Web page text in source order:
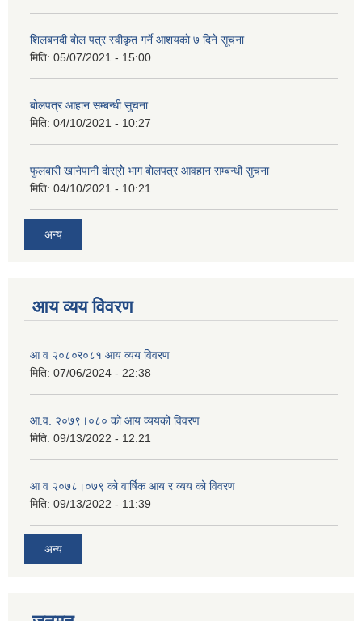
शिलबनदी बाेल पत्र स्वीकृत गर्ने आशयकाे ७ दिने सूचना
मिति: 05/07/2021 - 15:00
बाेलपत्र आहान सम्बन्धी सुचना
मिति: 04/10/2021 - 10:27
फुलबारी खानेपानी दाेस्राेे भाग बाेलपत्र आवहान सम्बन्धी सुचना
मिति: 04/10/2021 - 10:21
अन्य
आय व्यय विवरण
आ व २०८०र०८१ आय व्यय विवरण
मिति: 07/06/2024 - 22:38
आ.व. २०७९।०८० को आय व्ययको विवरण
मिति: 09/13/2022 - 12:21
आ‍ व २०७८।०७९ को वार्षिक आय र व्यय को विवरण
मिति: 09/13/2022 - 11:39
अन्य